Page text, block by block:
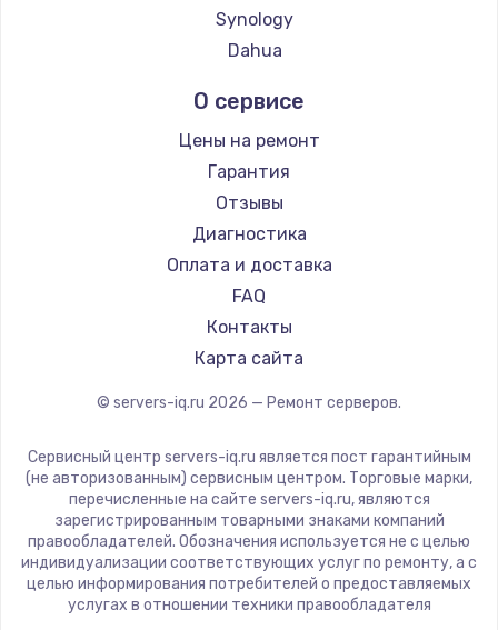
Заказать
2990 руб.
Заказать
Ремонт разъема питания
1330 руб.
Заказать
Замена видеокарты
2100 руб.
Заказать
Ремонт цепей питания
3000 руб.
Заказать
Замена материнской платы
Synology
Dahua
О сервисе
Цены на ремонт
Гарантия
Отзывы
Диагностика
Оплата и доставка
FAQ
Контакты
Карта сайта
© servers-iq.ru 2026 — Ремонт серверов.
Сервисный центр servers-iq.ru является пост гарантийным
(не авторизованным) сервисным центром. Торговые марки,
перечисленные на сайте servers-iq.ru, являются
зарегистрированным товарными знаками компаний
правообладателей. Обозначения используется не с целью
индивидуализации соответствующих услуг по ремонту, а с
целью информирования потребителей о предоставляемых
услугах в отношении техники правообладателя